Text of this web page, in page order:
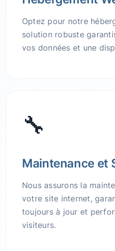
Optez pour notre
solution robuste
vos données et une
🔧
Maintenance et
Nous assurons la
votre site internet,
toujours à jour et
visiteurs.